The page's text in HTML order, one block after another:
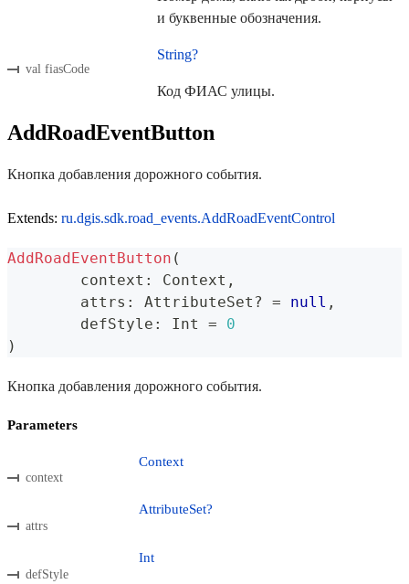
и буквенные обозначения.
val fiasCode
String?
Код ФИАС улицы.
AddRoadEventButton
Кнопка добавления дорожного события.
Extends: ru.dgis.sdk.road_events.AddRoadEventControl
AddRoadEventButton (
	context
: Context ,
	attrs
: AttributeSet ? = null ,
	defStyle
: Int =
0
)
Кнопка добавления дорожного события.
Parameters
context
Context
attrs
AttributeSet?
defStyle
Int